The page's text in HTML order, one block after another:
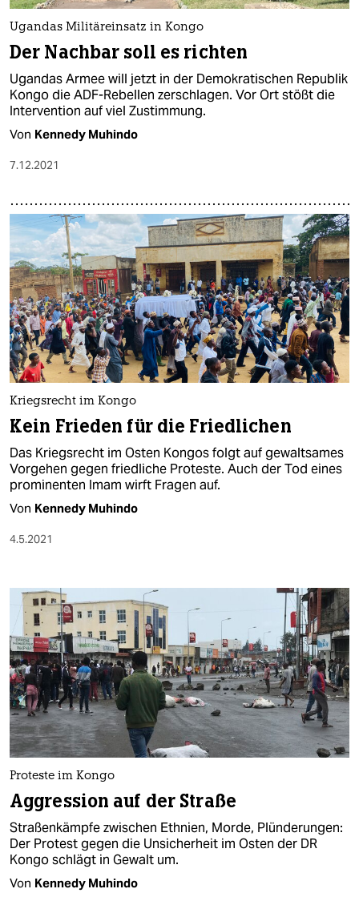
Ugandas Militäreinsatz in Kongo
Der Nachbar soll es richten
Ugandas Armee will jetzt in der Demokratischen Republik
Kongo die ADF-Rebellen zerschlagen. Vor Ort stößt die
Intervention auf viel Zustimmung.
Von Kennedy Muhindo
7.12.2021
Kriegsrecht im Kongo
Kein Frieden für die Friedlichen
Das Kriegsrecht im Osten Kongos folgt auf gewaltsames
Vorgehen gegen friedliche Proteste. Auch der Tod eines
prominenten Imam wirft Fragen auf.
Von Kennedy Muhindo
4.5.2021
Proteste im Kongo
Aggression auf der Straße
Straßenkämpfe zwischen Ethnien, Morde, Plünderungen:
Der Protest gegen die Unsicherheit im Osten der DR
Kongo schlägt in Gewalt um.
Von Kennedy Muhindo